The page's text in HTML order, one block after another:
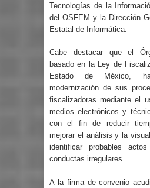
Tecnologías de la
del OSFEM y la Dirección
Estatal de Informática.
Cabe destacar que el
basado en la Ley de
Estado de México,
modernización de sus
fiscalizadoras mediante el
medios electrónicos y
con el fin de reducir
mejorar el análisis y la
identificar probables
conductas irregulares.
A la firma de convenio